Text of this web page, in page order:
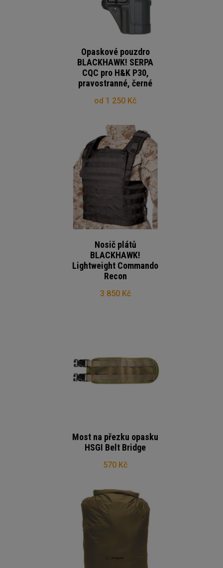
Opaskové pouzdro
BLACKHAWK! SERPA
CQC pro H&K P30,
pravostranné, černé
od 1 250 Kč
Nosič plátů
BLACKHAWK!
Lightweight Commando
Recon
3 850 Kč
Most na přezku opasku
HSGI Belt Bridge
570 Kč